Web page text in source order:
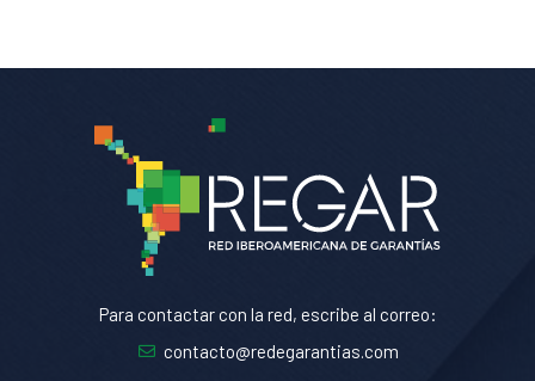
Para contactar con la red, escribe al correo:
contacto@redegarantias.com